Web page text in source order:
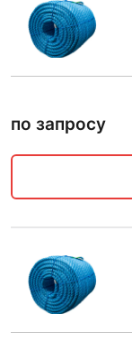
по запросу